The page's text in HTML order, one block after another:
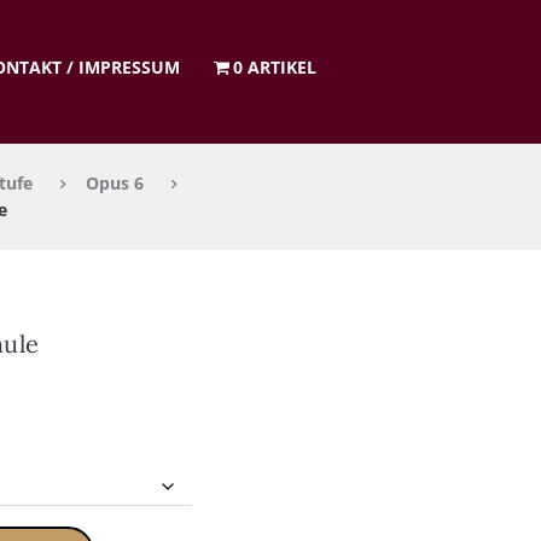
/ IMPRES­SUM 0 ARTIKEL
Opus 6